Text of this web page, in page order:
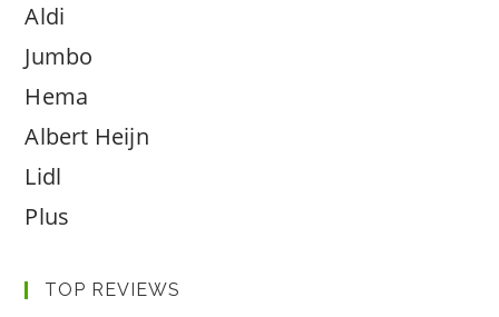
Aldi
Jumbo
Hema
Albert Heijn
Lidl
Plus
TOP REVIEWS